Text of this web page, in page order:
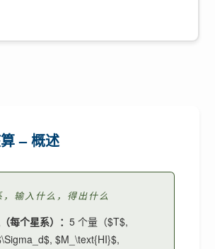
– 概述
，输入什么，得出什么
每个星系）：5 个量（$T$,
$M_\text{HI}$,